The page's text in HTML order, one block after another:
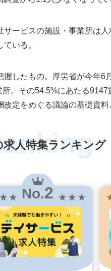
ービスの施設・事業所は
いる。
握したもの。厚労省が今年6
。その54.5%にあたる9147
定をめぐる議論の基礎資料
求人特集ランキング
★ No.2 ★ ★ ★